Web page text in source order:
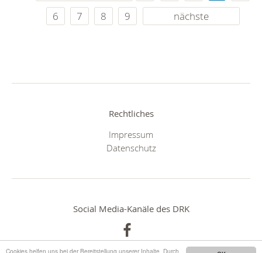
Cookies helfen uns bei der Bereitstellung unserer Inhalte. Durch
6
7 8 9 nächste
Rechtliches
Impressum
Datenschutz
Social Media-Kanäle des DRK